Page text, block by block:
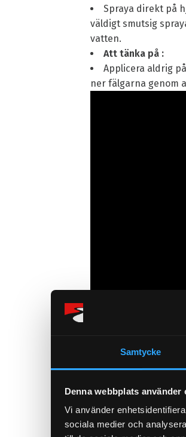
Samtycke
Denna webbplats använder
Vi använder
sociala medier och
Spraya direkt på
väldigt smutsig
vatten.
Att tänka på :
Applicera aldrig
ner fälgarna genom
Omdömen